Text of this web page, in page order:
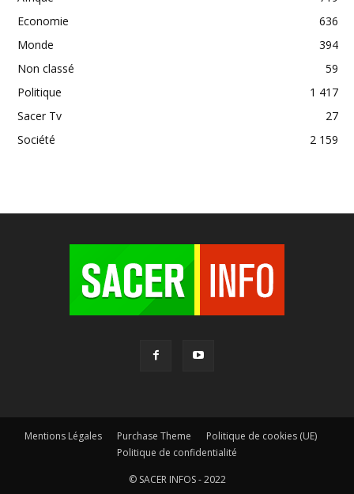
Economie
636
Monde
394
Non classé
59
Politique
1 417
Sacer Tv
27
Société
2 159
Mentions Légales Purchase Theme
Politique de cookies (UE)
Politique de confidentialité
© SACER INFOS - 2022